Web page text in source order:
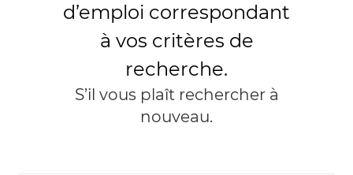
d’emploi correspondant
à vos critères de
recherche.
S’il vous plaît rechercher à
nouveau.